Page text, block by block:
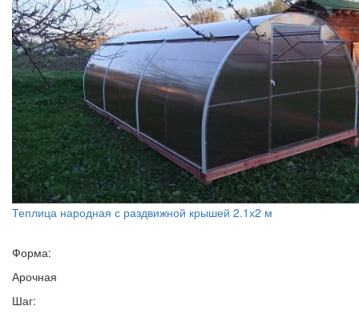
Теплица народная с раздвижной крышей 2.1х2 м
Форма:
Арочная
Шаг: